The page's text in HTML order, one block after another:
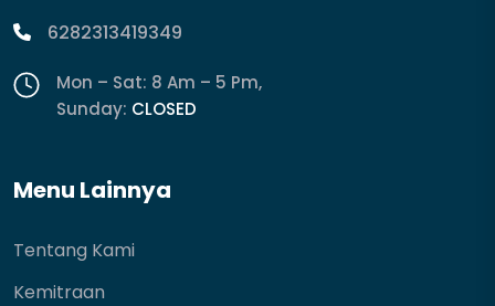
6282313419349
Mon – Sat: 8 Am – 5 Pm,
Sunday: CLOSED
Menu Lainnya
Tentang Kami
Kemitraan